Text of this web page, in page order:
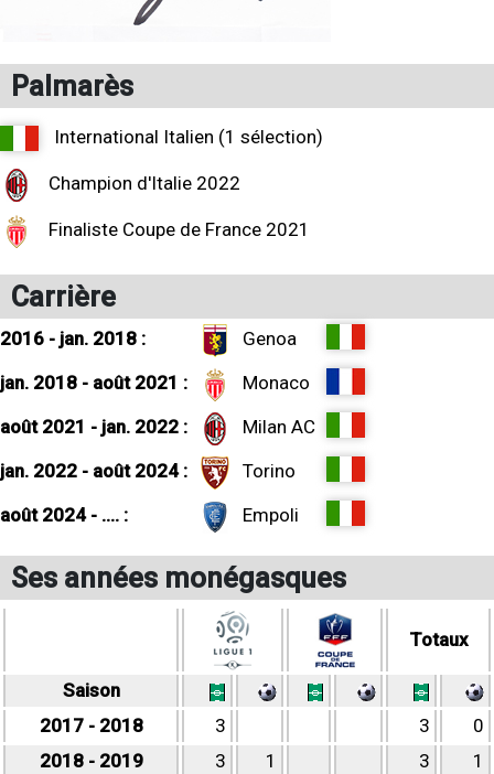
Palmarès
International Italien (1 sélection)
Champion d'Italie 2022
Finaliste Coupe de France 2021
Carrière
2016 - jan. 2018 :
Genoa
jan. 2018 - août 2021 :
Monaco
août 2021 - jan. 2022 :
Milan AC
jan. 2022 - août 2024 :
Torino
août 2024 - .... :
Empoli
Ses années monégasques
Totaux
Saison
2017 - 2018
3 3
0
2018 - 2019
3 1 3
1